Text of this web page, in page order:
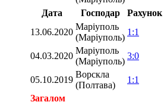
Дата
Господар Рахунок
13.06.2020
Маріуполь
(Маріуполь)
1:1
04.03.2020
Маріуполь
(Маріуполь)
3:0
05.10.2019
Ворскла
(Полтава)
1:1
Загалом